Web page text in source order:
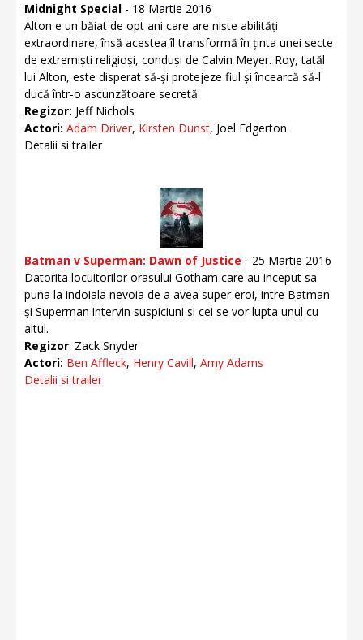
Midnight Special - 18 Martie 2016
Alton e un băiat de opt ani care are niște abilități
extraordinare, însă acestea îl transformă în ținta unei secte
de extremiști religioși, conduși de Calvin Meyer. Roy, tatăl
lui Alton, este disperat să-și protejeze fiul și încearcă să-l
ducă într-o ascunzătoare secretă.
Regizor: Jeff Nichols
Actori: Adam Driver, Kirsten Dunst, Joel Edgerton
Detalii si trailer
Batman v Superman: Dawn of Justice - 25 Martie 2016
Datorita locuitorilor orasului Gotham care au inceput sa
puna la indoiala nevoia de a avea super eroi, intre Batman
și Superman intervin suspiciuni si cei se vor lupta unul cu
altul.
Regizor: Zack Snyder
Actori: Ben Affleck, Henry Cavill, Amy Adams
Detalii si trailer